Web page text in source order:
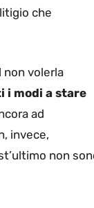
che
non volerla
i modi a stare
ad
invece,
non